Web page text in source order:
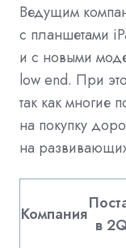
Ведущим
с планшетами
и с новыми
low end. При
так как многие
на покупку
на
Компания
в